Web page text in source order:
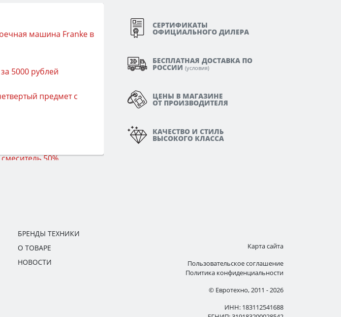
СЕРТИФИКАТЫ
ОФИЦИАЛЬНОГО ДИЛЕРА
БЕСПЛАТНАЯ ДОСТАВКА ПО
РОССИИ (условия)
ЦЕНЫ В МАГАЗИНЕ
ОТ ПРОИЗВОДИТЕЛЯ
КАЧЕСТВО И СТИЛЬ
ВЫСОКОГО КЛАССА
БРЕНДЫ ТЕХНИКИ
О ТОВАРЕ
НОВОСТИ
Карта сайта
Пользовательское соглашение
Политика конфиденциальности
© Евротехно, 2011 - 2026
ИНН: 183112541688